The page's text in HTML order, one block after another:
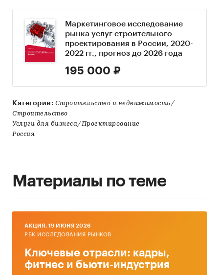
Маркетинговое исследование
рынка услуг строительного
проектирования в России, 2020-
2022 гг., прогноз до 2026 года
195 000 ₽
Категории: Строительство и недвижимость/
Строительство
Услуги для бизнеса/Проектирование
Россия
Материалы по теме
AКЦИЯ, 19 ИЮНЯ 2026
РБК ИССЛЕДОВАНИЯ РЫНКОВ
Ключевые отрасли: кадры,
фитнес и бьюти-индустрия